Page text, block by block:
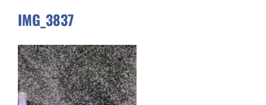
Photos
Contact
IMG_3837